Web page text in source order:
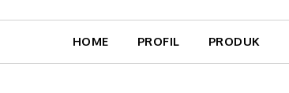
HOME PROFIL PRODUK